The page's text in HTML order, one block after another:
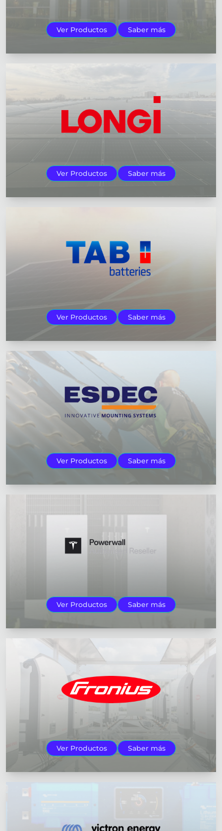
Ver Productos Saber más
Ver Productos Saber más
Ver Productos Saber más
Ver Productos Saber más
Ver Productos Saber más
Ver Productos Saber más